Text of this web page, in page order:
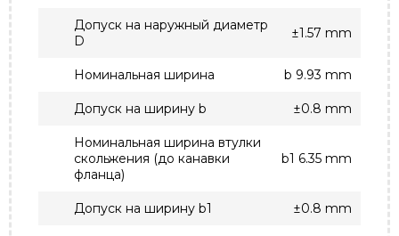
Допуск на наружный диаметр
D
±1.57 mm
Номинальная ширина b 9.93 mm
Допуск на ширину b ±0.8 mm
Номинальная ширина втулки
скольжения (до канавки
фланца)
b1 6.35 mm
Допуск на ширину b1 ±0.8 mm